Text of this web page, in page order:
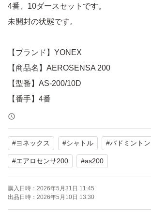
4番、10ダースセットです。
未開封の状態です。
【ブランド】YONEX
【商品名】AEROSENSA 200
【型番】AS-200/10D
【番手】4番
【数量】10ダース
【商品の状態】未使用
よろしくお願いいたします。
#ヨネックス #シャトル #バドミントン
#エアロセンサ200 #as200
購入日時： 2026年5月31日 11:45
出品日時： 2026年5月10日 13:30